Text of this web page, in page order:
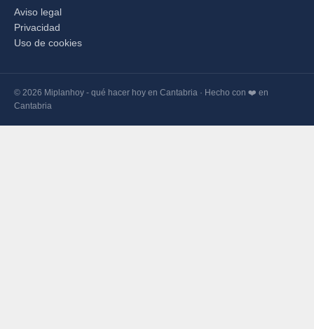
Aviso legal
Privacidad
Uso de cookies
© 2026 Miplanhoy - qué hacer hoy en Cantabria · Hecho con ❤️ en
Cantabria